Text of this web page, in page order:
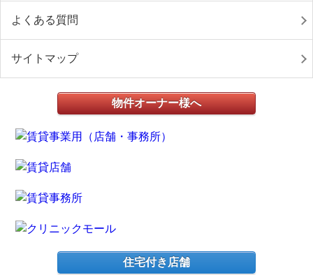
よくある質問
サイトマップ
物件オーナー様へ
住宅付き店舗